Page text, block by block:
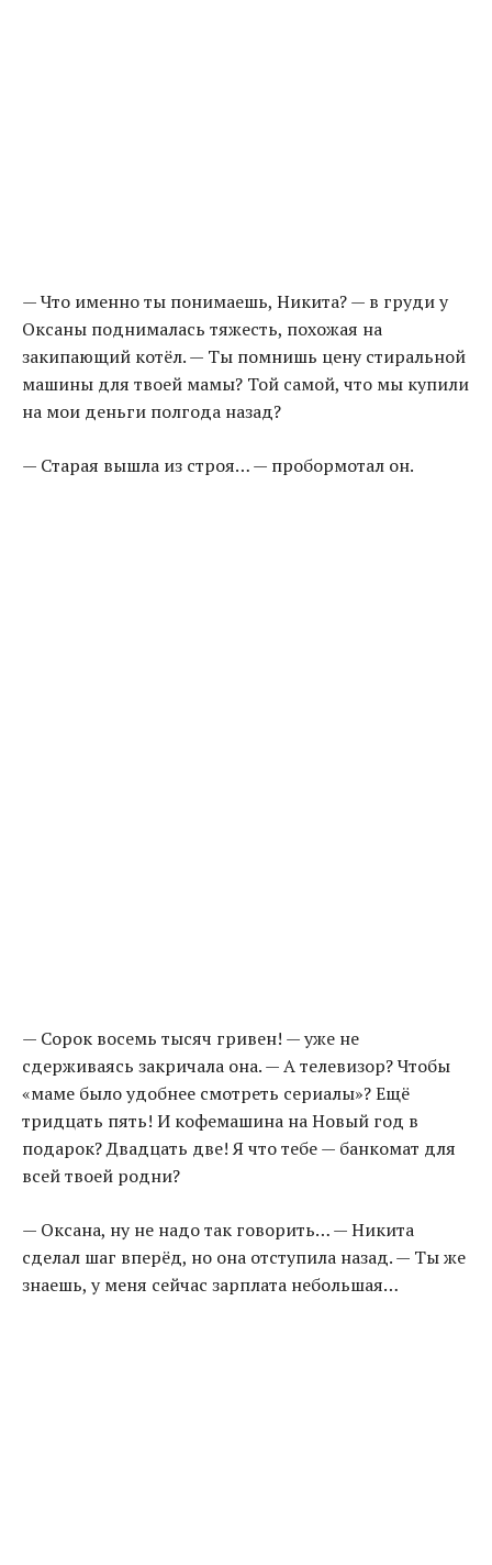
— Что именно ты понимаешь, Никита? — в груди у
Оксаны поднималась тяжесть, похожая на
закипающий котёл. — Ты помнишь цену стиральной
машины для твоей мамы? Той самой, что мы купили
на мои деньги полгода назад?
— Старая вышла из строя… — пробормотал он.
— Сорок восемь тысяч гривен! — уже не
сдерживаясь закричала она. — А телевизор? Чтобы
«маме было удобнее смотреть сериалы»? Ещё
тридцать пять! И кофемашина на Новый год в
подарок? Двадцать две! Я что тебе — банкомат для
всей твоей родни?
— Оксана, ну не надо так говорить… — Никита
сделал шаг вперёд, но она отступила назад. — Ты же
знаешь, у меня сейчас зарплата небольшая…